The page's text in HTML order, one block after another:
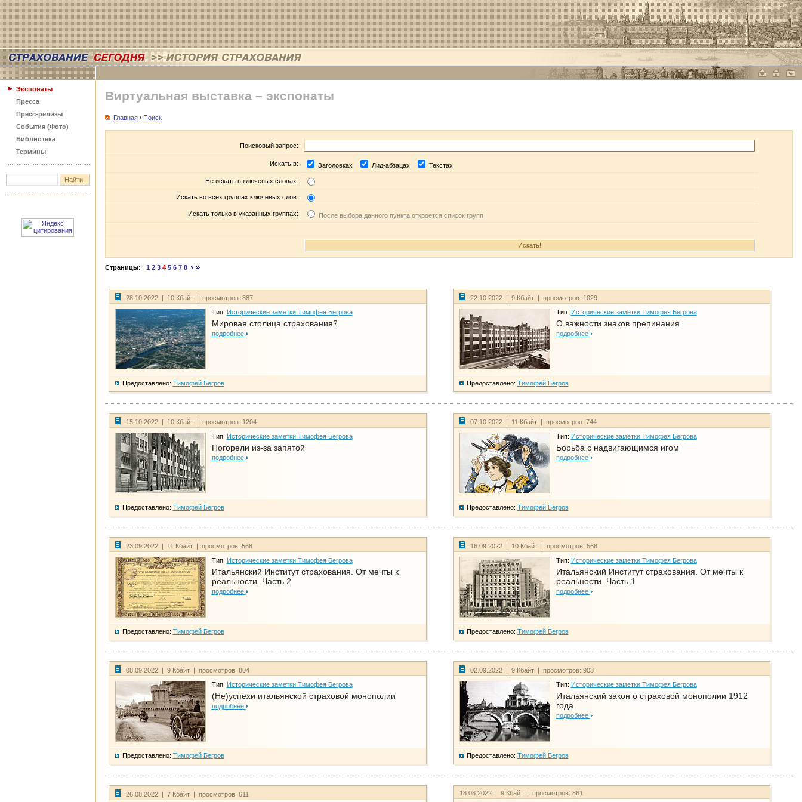
Экспонаты
Пресса
Пресс-релизы
События (Фото)
Библиотека
Термины
Виртуальная выставка – экспонаты
Главная / Поиск
Поисковый запрос:
Искать в: Заголовках Лид-абзацах Текстах
Не искать в ключевых словах:
Искать во всех группах ключевых слов:
Искать только в указанных группах: После выбора данного пункта откроется список групп
Страницы: 1 2 3 4 5 6 7 8
28.10.2022 | 10 Кбайт | просмотров: 887
Тип: Исторические заметки Тимофея Бегрова
Мировая столица страхования?
подробнее
Предоставлено: Тимофей Бегров
22.10.2022 | 9 Кбайт | просмотров: 1029
Тип: Исторические заметки Тимофея Бегрова
О важности знаков препинания
подробнее
Предоставлено: Тимофей Бегров
15.10.2022 | 10 Кбайт | просмотров: 1204
Тип: Исторические заметки Тимофея Бегрова
Погорели из-за запятой
подробнее
Предоставлено: Тимофей Бегров
07.10.2022 | 11 Кбайт | просмотров: 744
Тип: Исторические заметки Тимофея Бегрова
Борьба с надвигающимся игом
подробнее
Предоставлено: Тимофей Бегров
23.09.2022 | 11 Кбайт | просмотров: 568
Тип: Исторические заметки Тимофея Бегрова
Итальянский Институт страхования. От мечты к
реальности. Часть 2
подробнее
Предоставлено: Тимофей Бегров
16.09.2022 | 10 Кбайт | просмотров: 568
Тип: Исторические заметки Тимофея Бегрова
Итальянский Институт страхования. От мечты к
реальности. Часть 1
подробнее
Предоставлено: Тимофей Бегров
08.09.2022 | 9 Кбайт | просмотров: 804
Тип: Исторические заметки Тимофея Бегрова
(Не)успехи итальянской страховой монополии
подробнее
Предоставлено: Тимофей Бегров
02.09.2022 | 9 Кбайт | просмотров: 903
Тип: Исторические заметки Тимофея Бегрова
Итальянский закон о страховой монополии 1912
года
подробнее
Предоставлено: Тимофей Бегров
26.08.2022 | 7 Кбайт | просмотров: 611 18.08.2022 | 9 Кбайт | просмотров: 861